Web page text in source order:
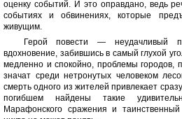
оценку событий. И это оправдано, ведь
событиях и обвинениях, которые
живущим.
Герой повести — неудачливый
вдохновение, забившись в самый глухой
медленно и спокойно, проблемы городов,
значат среди нетронутых человеком
смерть одного из жителей привлекает
погибшем найдены такие
Марафонского сражения и